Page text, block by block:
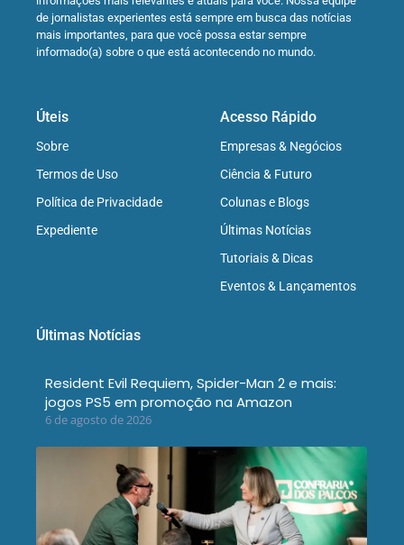
de jornalistas experientes está sempre em busca das notícias
mais importantes, para que você possa estar sempre
informado(a) sobre o que está acontecendo no mundo.
Úteis
Sobre
Termos de Uso
Política de Privacidade
Expediente
Acesso Rápido
Empresas & Negócios
Ciência & Futuro
Colunas e Blogs
Últimas Notícias
Tutoriais & Dicas
Eventos & Lançamentos
Últimas Notícias
Resident Evil Requiem, Spider-Man 2 e mais:
jogos PS5 em promoção na Amazon
6 de agosto de 2026